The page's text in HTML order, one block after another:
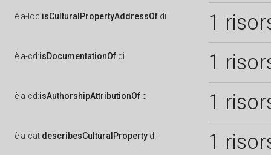
è a-loc:isCulturalPropertyAddressOf di 1
è a-cd:isDocumentationOf di 1
è a-cd:isAuthorshipAttributionOf di 1
è a-cat:describesCulturalProperty di 1